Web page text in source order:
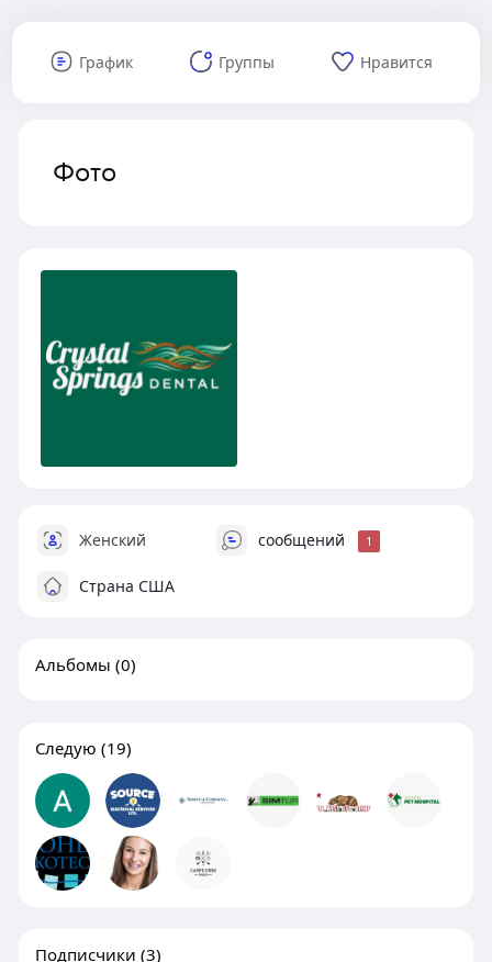
График Группы Нравится
Фото
Женский сообщений 1
Страна США
Альбомы (0)
Следую (19)
Подписчики (3)